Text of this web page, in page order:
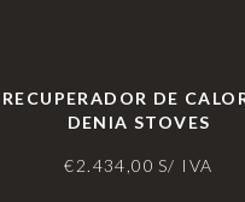
DE
DENIA STOVES
€2.434,00 S/ IVA